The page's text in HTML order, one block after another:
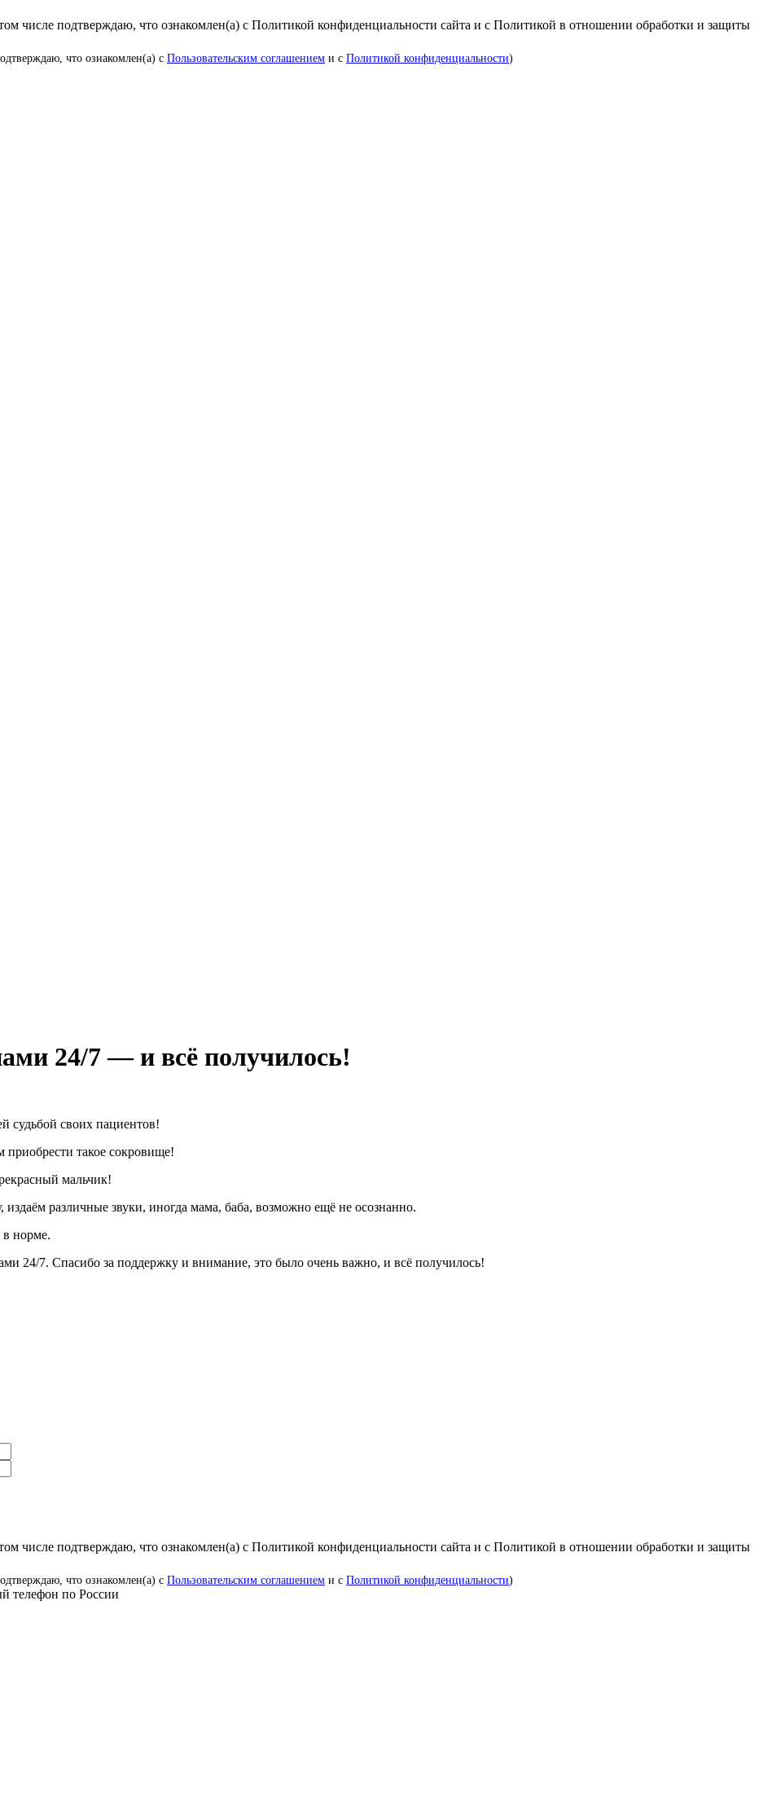
числе подтверждаю, что ознакомлен(а) с Политикой конфиденциальности сайта и с Политикой в отношении обработки и защиты
что ознакомлен(а) с Пользовательским соглашением и с Политикой конфиденциальности)
24/7 — и всё получилось!
судьбой своих пациентов!
такое сокровище!
мальчик!
различные звуки, иногда мама, баба, возможно ещё не осознанно.
в норме.
24/7. Спасибо за поддержку и внимание, это было очень важно, и всё получилось!
числе подтверждаю, что ознакомлен(а) с Политикой конфиденциальности сайта и с Политикой в отношении обработки и защиты
что ознакомлен(а) с Пользовательским соглашением и с Политикой конфиденциальности)
телефон по России